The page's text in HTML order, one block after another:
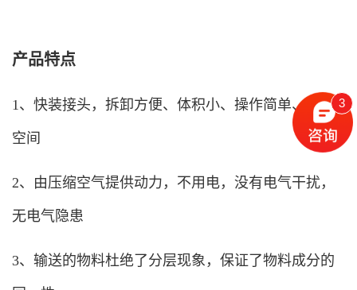
产品特点
1、快装接头，拆卸方便、体积小、操作简单、不占
空间
2、由压缩空气提供动力，不用电，没有电气干扰，
无电气隐患
3、输送的物料杜绝了分层现象，保证了物料成分的
3